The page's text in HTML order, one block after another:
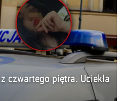
czwartego piętra. Uciekła